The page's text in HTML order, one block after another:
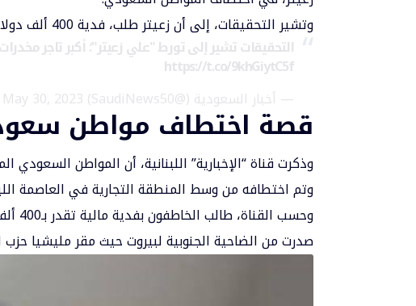
وتشير التحقيقات، إلى أن زعيتر طلب، فدية 400 ألف دولار، لإطلاق سراح المواطن السعودي.
التحقيقات تشير إلى تورط "علي زعيتر"؛ أكبر تاجر
https://t.co/9khGiytC5f
— أخبار السعودية (@SaudiNews50)
May 30, 2023
قصة اختطاف مواطن
وذكرت قناة “الإخبارية” اللبنانية، أن المواطن
وتم اختطافه من وسط المنطقة التجارية في العاصمة
صدرت من الضاحية الجنوبية لبيروت حيث مقر مليشيا حزب